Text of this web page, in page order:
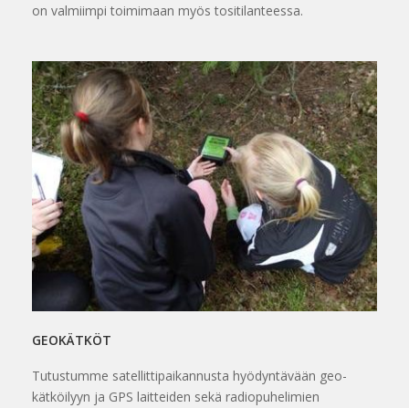
on valmiimpi toimimaan myös tositilanteessa.
GEOKÄTKÖT
Tutustumme satellittipaikannusta hyödyntävään geo-
kätköilyyn ja GPS laitteiden sekä radiopuhelimien